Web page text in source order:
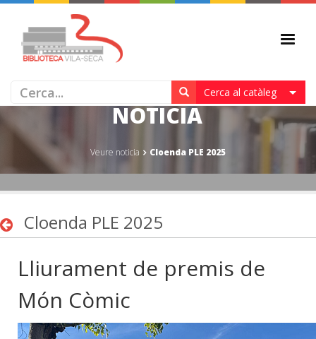
Cerca al catàleg
CLOENDA PLE 2025 - VEURE
NOTICIA
Veure noticia Cloenda PLE 2025
Cloenda PLE 2025
Lliurament de premis de
Món Còmic